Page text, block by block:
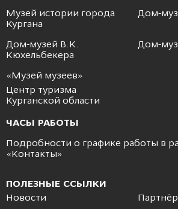
Музей истории города
Кургана
Дом-
Дом-музей В.К.
Кюхельбекера
Дом-
«Музей музеев»
Центр туризма
Курганской области
ЧАСЫ РАБОТЫ
Подробности о графике работы в
«Контакты»
ПОЛЕЗНЫЕ ССЫЛКИ
Новости